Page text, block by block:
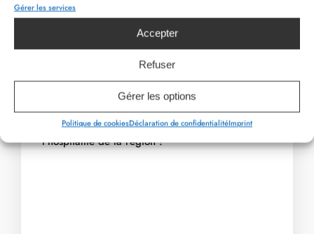
Gérer les services
Accepter
Refuser
Gérer les options
Politique de cookiesDéclaration de confidentialitéImprint
année le 10 novembre : trois quartiers de
Malmedy qui rivalisent pour allumer le plus
Venez vivre ces moments chaleureux au cœur de
l’automne malmédien, où chaque événement est
une invitation à découvrir les traditions et
l’hospitalité de la région !
PAGE PRÉCÉDENTE PAGE SUIVANTE